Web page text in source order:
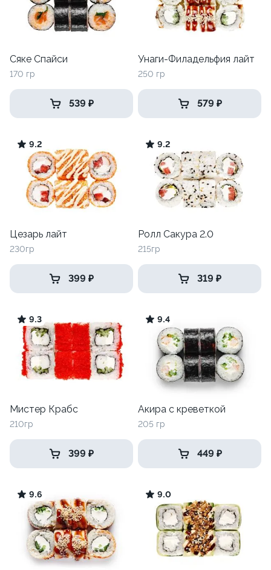
Сяке Спайси
170 гр
539 ₽
Унаги-Филадельфия лайт
250 гр
579 ₽
9.2
Цезарь лайт
230гр
399 ₽
9.2
Ролл Сакура 2.0
215гр
319 ₽
9.3
Мистер Крабс
210гр
399 ₽
9.4
Акира с креветкой
205 гр
449 ₽
9.6 9.0